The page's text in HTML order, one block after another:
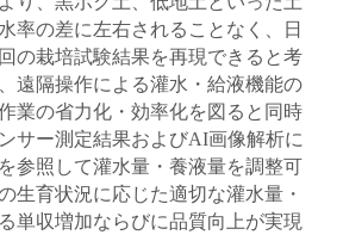
率の差に左右されることなく、日
の栽培試験結果を再現できると考
遠隔操作による灌水・給液機能の
業の省力化・効率化を図ると同時
サー測定結果およびAI画像解析に
参照して灌水量・養液量を調整可
生育状況に応じた適切な灌水量・
単収増加ならびに品質向上が実現